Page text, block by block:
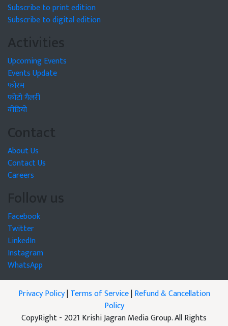
Subscribe to print edition
Subscribe to digital edition
Activities
Upcoming Events
Events Update
फोरम
फोटो गैलरी
वीडियो
Contact
About Us
Contact Us
Careers
Follow us
Facebook
Twitter
LinkedIn
Instagram
WhatsApp
Privacy Policy|Terms of Service|Refund & Cancellation
Policy
CopyRight - 2021 Krishi Jagran Media Group. All Rights